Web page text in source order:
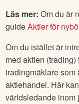
Läs mer: Om du är
guideAktier för
Om du istället är
med aktien
tradingmäklare som
aktiehandel. Här
världsledande inom